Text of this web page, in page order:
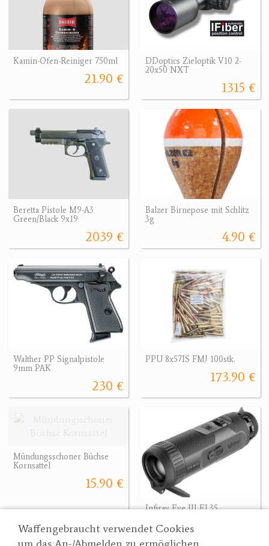
Waffengebraucht verwendet Cookies
Kamin-Ofen-Reiniger 750ml
21.90 €
DDoptics Zieloptik V10 2-
20x50 NXT
1315 €
Beretta Pistole M9-A3
Green/Black 9x19
2039 €
Balzer Birnepose mit Schlitz
3g
4.90 €
Walther PP Signalpistole
9mm PAK
230 €
PPU 8x57IS FMJ 100stk.
173.90 €
Mündungsschoner Büchse
Kornsattel
15.90 €
Infiray Eye III EL35